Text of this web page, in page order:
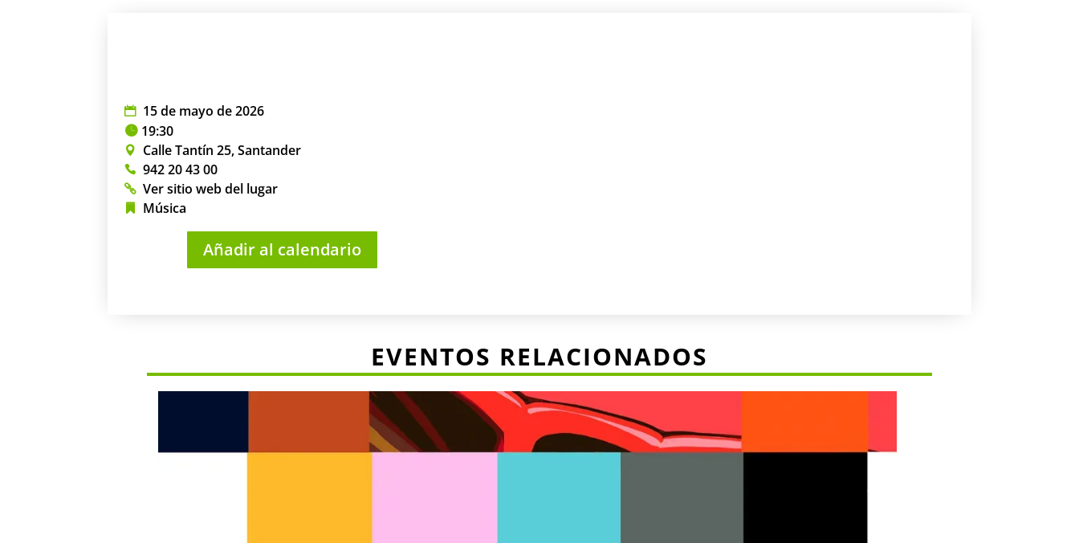
15 de mayo de 2026
19:30
Calle Tantín 25, Santander
942 20 43 00
Ver sitio web del lugar
Música
Añadir al calendario
EVENTOS RELACIONADOS